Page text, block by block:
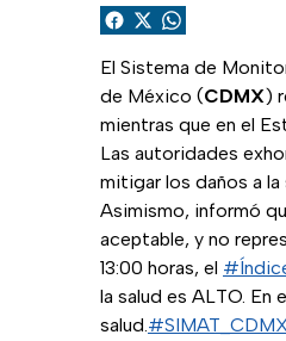
Compartir en Facebook
Compartir en X
Compartir en
El Sistema de
de México (CDMX)
mientras que en el
Las autoridades
mitigar los daños a
Asimismo, informó
aceptable, y no
13:00 horas, el
la salud es ALTO. En
salud.